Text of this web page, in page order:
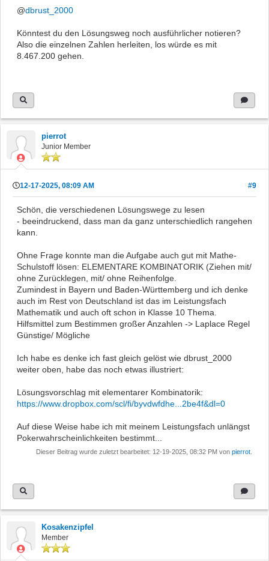
@dbrust_2000
Könntest du den Lösungsweg noch ausführlicher notieren?
Also die einzelnen Zahlen herleiten, los würde es mit
8.467.200 gehen.
pierrot
Junior Member
12-17-2025, 08:09 AM #9
Schön, die verschiedenen Lösungswege zu lesen
- beeindruckend, dass man da ganz unterschiedlich rangehen
kann.
Ohne Frage konnte man die Aufgabe auch gut mit Mathe-
Schulstoff lösen: ELEMENTARE KOMBINATORIK (Ziehen mit/
ohne Zurücklegen, mit/ ohne Reihenfolge.
Zumindest in Bayern und Baden-Württemberg und ich denke
auch im Rest von Deutschland ist das im Leistungsfach
Mathematik und auch oft schon in Klasse 10 Thema.
Hilfsmittel zum Bestimmen großer Anzahlen -> Laplace Regel
Günstige/ Mögliche
Ich habe es denke ich fast gleich gelöst wie dbrust_2000
weiter oben, habe das noch etwas illustriert:
Lösungsvorschlag mit elementarer Kombinatorik:
https://www.dropbox.com/scl/fi/byvdwfdhe...2be4f&dl=0
Auf diese Weise habe ich mit meinem Leistungsfach unlängst
Pokerwahrscheinlichkeiten bestimmt...
Dieser Beitrag wurde zuletzt bearbeitet: 12-19-2025, 08:32 PM von pierrot
Kosakenzipfel
Member